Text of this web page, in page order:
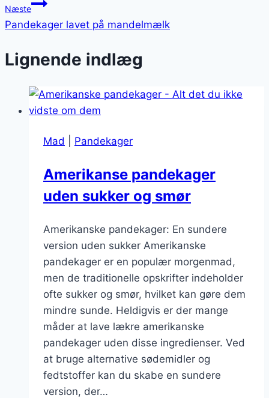
Næste
Pandekager lavet på mandelmælk
Lignende indlæg
Mad Pandekager
Amerikanse pandekager
uden sukker og smør
Amerikanske pandekager: En sundere
version uden sukker Amerikanske
pandekager er en populær morgenmad,
men de traditionelle opskrifter indeholder
ofte sukker og smør, hvilket kan gøre dem
mindre sunde. Heldigvis er der mange
måder at lave lækre amerikanske
pandekager uden disse ingredienser. Ved
at bruge alternative sødemidler og
fedtstoffer kan du skabe en sundere
version, der…